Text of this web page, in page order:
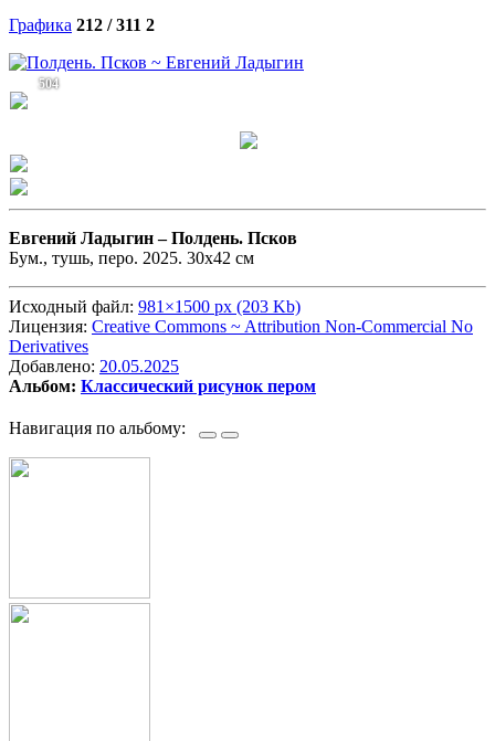
Графика 212 / 311 2
504
Евгений Ладыгин –Полдень. Псков
Бум., тушь, перо. 2025. 30х42 см
Исходный файл: 981×1500 px (203 Kb)
Лицензия: Creative Commons ~ Attribution Non-Commercial No
Derivatives
Добавлено: 20.05.2025
Альбом: Классический рисунок пером
Навигация по альбому: